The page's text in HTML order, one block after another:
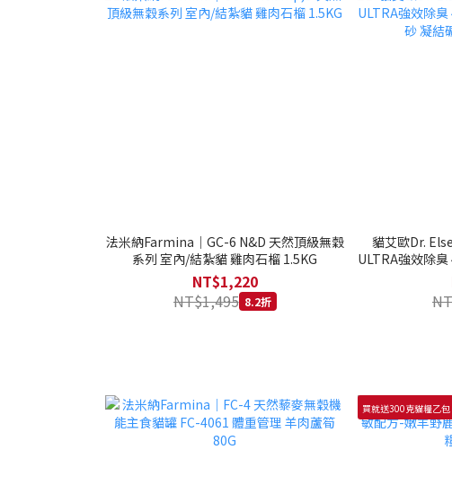
法米納Farmina｜GC-6 N&D 天然頂級無穀
系列 室內/結紮貓 雞肉石榴 1.5KG
NT$1,220
NT$1,495 8.2折
貓艾歐Dr.
ULTRA強效除
砂
買就送300克貓糧乙包